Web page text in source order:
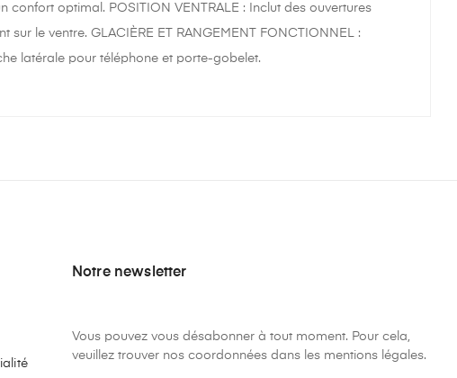
optimal. POSITION VENTRALE : Inclut des ouvertures
le ventre. GLACIÈRE ET RANGEMENT FONCTIONNEL :
latérale pour téléphone et porte-gobelet.
Notre newsletter
Vous pouvez vous désabonner à tout moment. Pour cela,
veuillez trouver nos coordonnées dans les mentions légales.